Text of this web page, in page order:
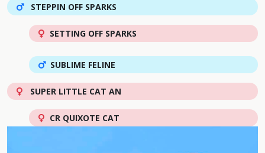
STEPPIN OFF SPARKS
SETTING OFF SPARKS
SUBLIME FELINE
SUPER LITTLE CAT AN
CR QUIXOTE CAT